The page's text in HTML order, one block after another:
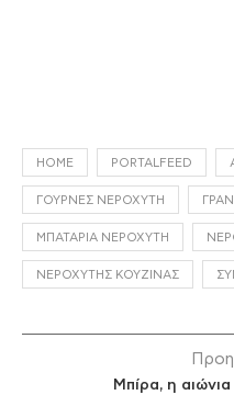
HOME PORTALFEED
ΓΟΎΡΝΕΣ ΝΕΡΟΧΎΤΗ
ΜΠΑΤΑΡΊΑ ΝΕΡΟΧΎΤΗ
ΝΕΡΟΧΎΤΗΣ ΚΟΥΖΊΝΑΣ
Μπίρα, η